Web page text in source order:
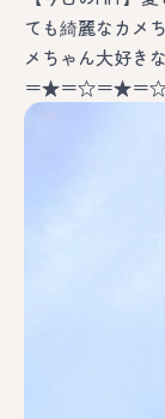
ても綺麗なカメ
メちゃん大好
＝★＝☆＝★＝